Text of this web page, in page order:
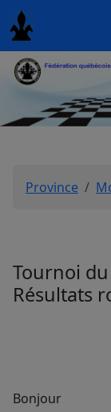
Province
Tournoi
Résultats
Bonjour